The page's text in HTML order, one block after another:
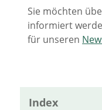
Sie möchten
informiert
für unseren
Index